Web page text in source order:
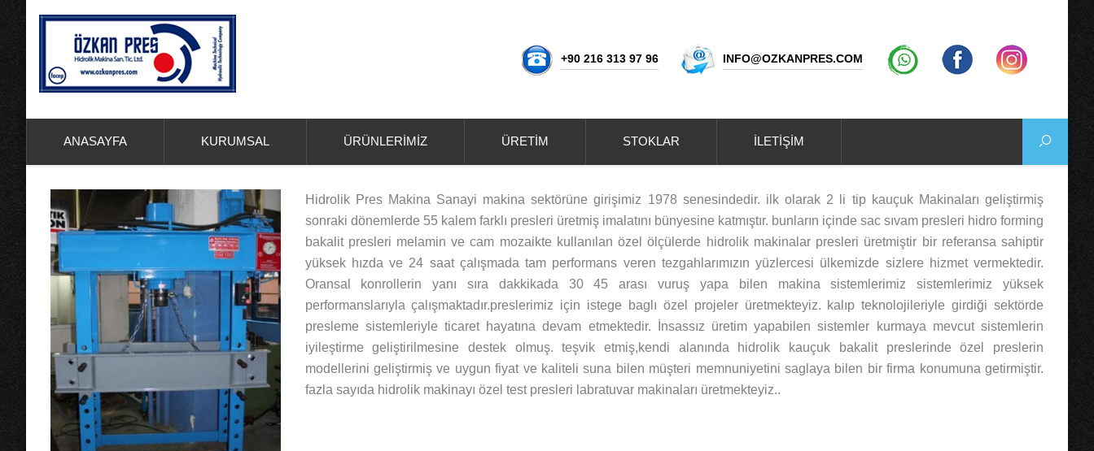
+90 216 313 97 96 INFO@OZKANPRES.COM
ANASAYFA KURUMSAL ÜRÜNLERİMİZ ÜRETİM STOKLAR İLETİŞİM
Hidrolik Pres Makina Sanayi makina sektörüne girişimiz 1978 senesindedir. ilk olarak 2 li tip kauçuk Makinaları geliştirmiş
sonraki dönemlerde 55 kalem farklı presleri üretmiş imalatını bünyesine katmıştır. bunların içinde sac sıvam presleri hidro forming
bakalit presleri melamin ve cam mozaikte kullanılan özel ölçülerde hidrolik makinalar presleri üretmiştir bir referansa sahiptir
yüksek hızda ve 24 saat çalışmada tam performans veren tezgahlarımızın yüzlercesi ülkemizde sizlere hizmet vermektedir.
Oransal konrollerin yanı sıra dakkikada 30 45 arası vuruş yapa bilen makina sistemlerimiz sistemlerimiz yüksek
performanslarıyla çalışmaktadır.preslerimiz için istege baglı özel projeler üretmekteyiz. kalıp teknolojileriyle girdiği sektörde
presleme sistemleriyle ticaret hayatına devam etmektedir. İnsassız üretim yapabilen sistemler kurmaya mevcut sistemlerin
iyileştirme geliştirilmesine destek olmuş. teşvik etmiş,kendi alanında hidrolik kauçuk bakalit preslerinde özel preslerin
modellerini geliştirmiş ve uygun fiyat ve kaliteli suna bilen müşteri memnuniyetini saglaya bilen bir firma konumuna getirmiştir.
fazla sayıda hidrolik makinayı özel test presleri labratuvar makinaları üretmekteyiz..